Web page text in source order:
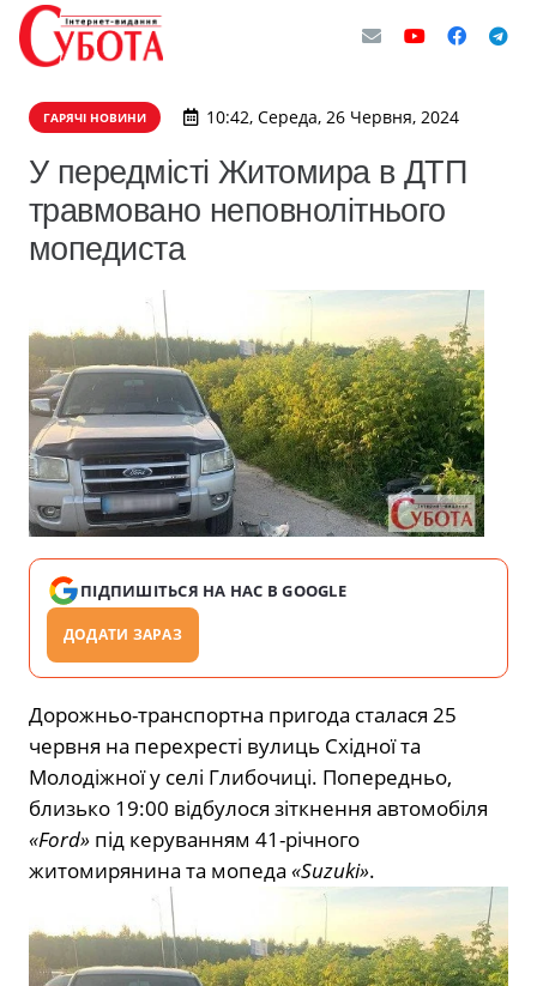
ГАРЯЧІ НОВИНИ 10:42, Середа, 26 Червня, 2024
У передмісті Житомира в ДТП
травмовано неповнолітнього
мопедиста
ПІДПИШІТЬСЯ НА НАС В GOOGLE
ДОДАТИ ЗАРАЗ
Дорожньо-транспортна пригода сталася 25
червня на перехресті вулиць Східної та
Молодіжної у селі Глибочиці. Попередньо,
близько 19:00 відбулося зіткнення автомобіля
«Ford» під керуванням 41-річного
житомирянина та мопеда «Suzuki».